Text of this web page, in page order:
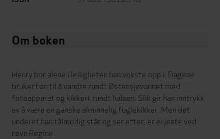
Om boken
Henry bor alene i leiligheten han vokste opp i. Dagene
bruker han til å vandre rundt Østensjøvannet med
fotoapparat og kikkert rundt halsen. Slik gir han inntrykk
av å være en ganske alminnelig fuglekikker. Men det
underet han tålmodig står og ser etter, er ei jente ved
navn Regine.